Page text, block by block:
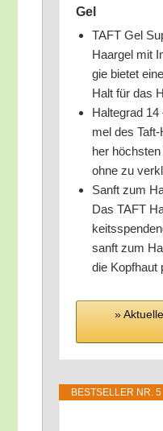
Gel
TAFT Gel
Haar­gel mit
gie bie­tet
Halt für das
Hal­te­grad
mel des
her
ohne zu
Sanft zum
Das TAFT
sanft zum
die Kopf­haut
»
BEST­SEL­LER NR. 5